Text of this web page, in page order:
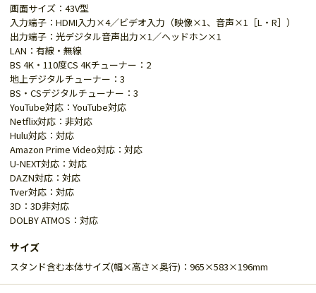
画面サイズ：43V型
入力端子：HDMI入力×4／ビデオ入力（映像×1、音声×1［L・R］）
出力端子：光デジタル音声出力×1／ヘッドホン×1
LAN：有線・無線
BS 4K・110度CS 4Kチューナー：2
地上デジタルチューナー：3
BS・CSデジタルチューナー：3
YouTube対応：YouTube対応
Netflix対応：非対応
Hulu対応：対応
Amazon Prime Video対応：対応
U-NEXT対応：対応
DAZN対応：対応
Tver対応：対応
3D：3D非対応
DOLBY ATMOS：対応
サイズ
スタンド含む本体サイズ(幅×高さ×奥行)：965×583×196mm